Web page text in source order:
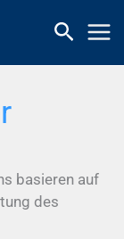
basieren auf
des